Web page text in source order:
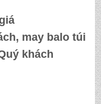
may balo túi
khách